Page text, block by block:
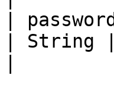
|
| String |